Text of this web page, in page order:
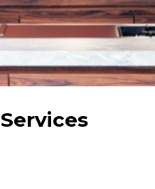
Services